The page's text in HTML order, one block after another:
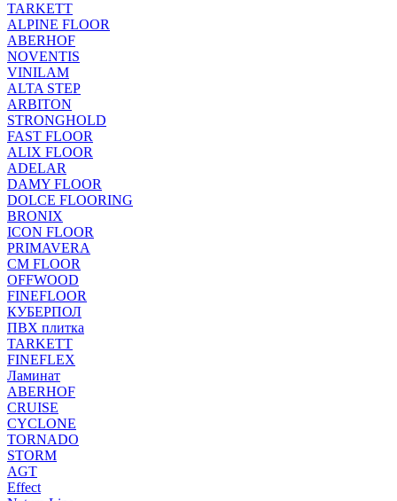
TARKETT
ALPINE FLOOR
ABERHOF
NOVENTIS
VINILAM
ALTA STEP
ARBITON
STRONGHOLD
FAST FLOOR
ALIX FLOOR
ADELAR
DAMY FLOOR
DOLCE FLOORING
BRONIX
ICON FLOOR
PRIMAVERA
CM FLOOR
OFFWOOD
FINEFLOOR
КУБЕРПОЛ
ПВХ плитка
TARKETT
FINEFLEX
Ламинат
ABERHOF
CRUISE
CYCLONE
TORNADO
STORM
AGT
Effect